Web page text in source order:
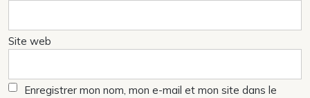
Site web
Enregistrer mon nom, mon e-mail et mon site dans le